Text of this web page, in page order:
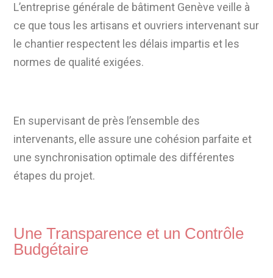
L’entreprise générale de bâtiment Genève veille à
ce que tous les artisans et ouvriers intervenant sur
le chantier respectent les délais impartis et les
normes de qualité exigées.
En supervisant de près l’ensemble des
intervenants, elle assure une cohésion parfaite et
une synchronisation optimale des différentes
étapes du projet.
Une Transparence et un Contrôle
Budgétaire